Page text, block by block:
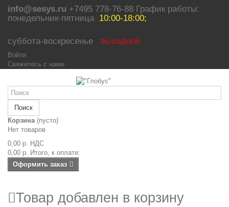
info@sesys.ru +7495 778-76-88 График работы:
понедельник-пятница 10:00-18:00;
суббота-воскресенье выходной
Войти
Свяжитесь с нами
Поиск
Корзина (пусто)
Нет товаров
0,00 р. НДС
0,00 р. Итого, к оплате:
Оформить заказ
Товар добавлен в корзину